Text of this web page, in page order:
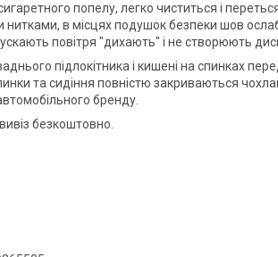
попелу, легко чиститься і
в місцях подушок безпеки шов
повітря "дихають" і не створюють
підлокітника і кишені на спинках
та сидіння повністю закриваються
бренду.
безкоштовно.